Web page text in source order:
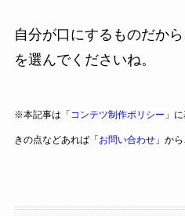
自分が口にするものだか
を選んでくださいね。
※本記事は「 コンテツ制作ポリシー 」
きの点などあれば「お問い合わせ」から